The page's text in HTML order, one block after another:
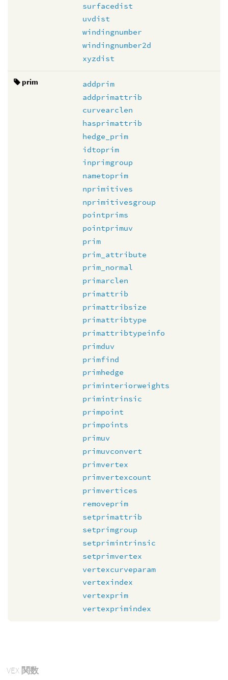
surfacedist
uvdist
windingnumber
windingnumber2d
xyzdist
prim
addprim
addprimattrib
curvearclen
hasprimattrib
hedge_prim
idtoprim
inprimgroup
nametoprim
nprimitives
nprimitivesgroup
pointprims
pointprimuv
prim
prim_attribute
prim_normal
primarclen
primattrib
primattribsize
primattribtype
primattribtypeinfo
primduv
primfind
primhedge
priminteriorweights
primintrinsic
primpoint
primpoints
primuv
primuvconvert
primvertex
primvertexcount
primvertices
removeprim
setprimattrib
setprimgroup
setprimintrinsic
setprimvertex
vertexcurveparam
vertexindex
vertexprim
vertexprimindex
VEX関数